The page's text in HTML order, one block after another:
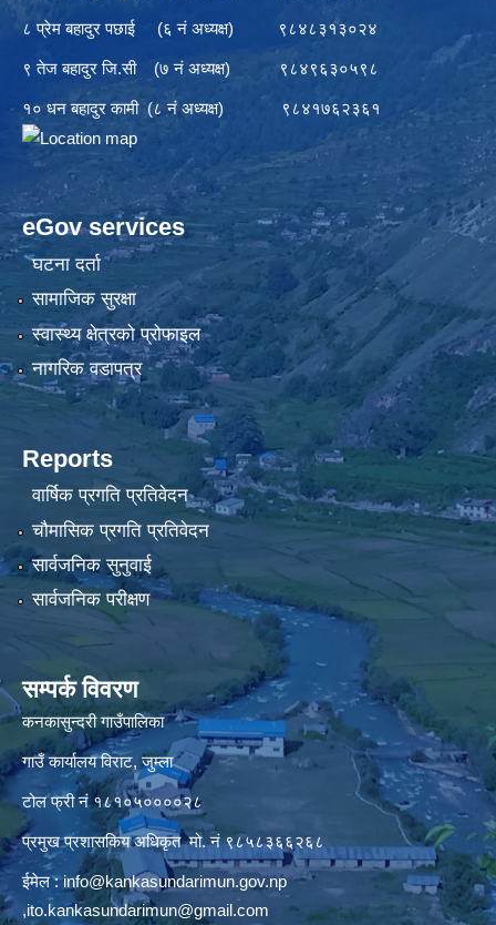
८ प्रेम बहादुर पछाई (६ नं अध्यक्ष) ९८४८३१३०२४
९ तेज बहादुर जि.सी (७ नं अध्यक्ष) ९८४९६३०५९८
१० धन बहादुर कामी (८ नं अध्यक्ष) ९८४१७६२३६१
eGov services
घटना दर्ता
सामाजिक सुरक्षा
स्वास्थ्य क्षेत्रको प्रोफाइल
नागरिक वडापत्र
Reports
वार्षिक प्रगति प्रतिवेदन
चौमासिक प्रगति प्रतिवेदन
सार्वजनिक सुनुवाई
सार्वजनिक परीक्षण
सम्पर्क विवरण
कनकासुन्दरी गाउँपालिका
गाउँ कार्यालय विराट, जुम्ला
टोल फ्री नं १८१०५००००२८
प्रमुख प्रशासकिय अधिकृत मो. नं ९८५८३६६२६८
ईमेल :info@kankasundarimun.gov.np
,ito.kankasundarimun@gmail.com